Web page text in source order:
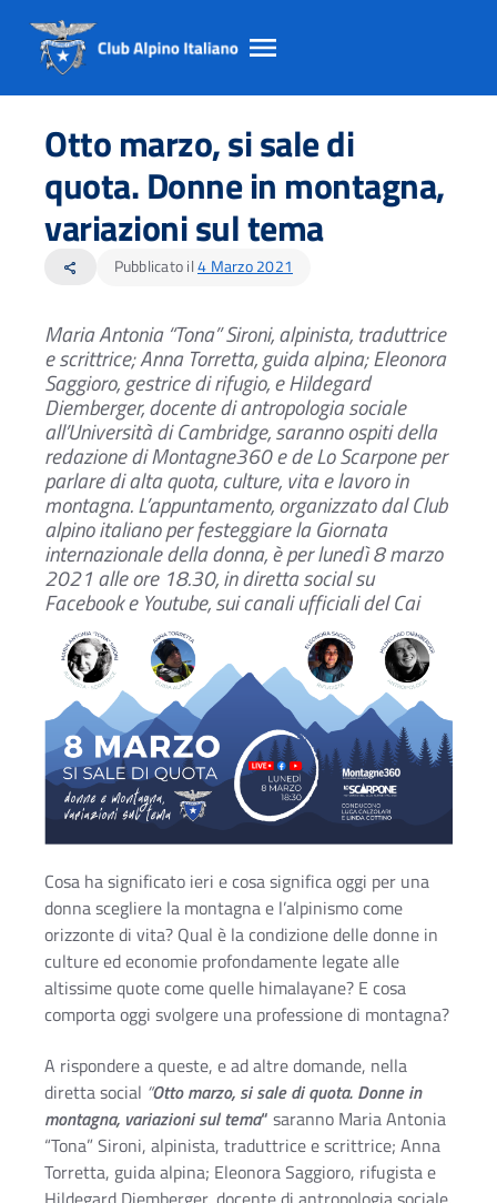
Salta
contento
Salta
Salta
Otto marzo, si sale di
quota. Donne in montagna,
variazioni sul tema
share Pubblicato il4 Marzo 2021
Maria Antonia “Tona” Sironi, alpinista, traduttrice
e scrittrice; Anna Torretta, guida alpina; Eleonora
Saggioro, gestrice di rifugio, e Hildegard
Diemberger,docente di antropologia sociale
all’Università di Cambridge,saranno ospiti della
redazione di Montagne360 e de Lo Scarpone per
parlare di alta quota, culture, vita e lavoro in
montagna.L’appuntamento, organizzato dal Club
alpino italiano per festeggiare la Giornata
internazionale della donna, è per lunedì 8 marzo
2021 alle ore 18.30,in diretta social su
Facebook e Youtube, sui canali ufficiali del Cai
Cosa ha significato ieri e cosa significa oggi per una
donna scegliere la montagna e l’alpinismo come
orizzonte di vita? Qual è la condizione delle donne in
culture ed economie profondamente legate alle
altissime quote come quelle himalayane? E cosa
comporta oggi svolgere una professione di montagna?
A rispondere a queste, e ad altre domande, nella
diretta social “Otto marzo, si sale di quota. Donne in
montagna, variazioni sul tema“ saranno Maria Antonia
“Tona” Sironi, alpinista, traduttrice e scrittrice; Anna
Torretta, guida alpina; Eleonora Saggioro, rifugista e